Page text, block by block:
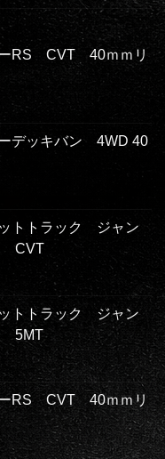
ーRS CVT 40ｍｍリ
ーデッキバン 4WD 40
ットトラック ジャン
CVT
ットトラック ジャン
5MT
ーRS CVT 40ｍｍリ